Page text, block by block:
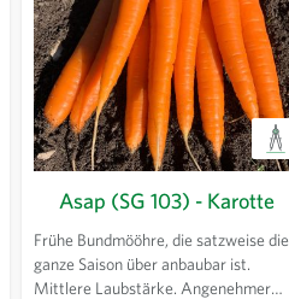
Asap (SG 103) - Karotte
Frühe Bundmööhre, die satzweise die
ganze Saison über anbaubar ist.
Mittlere Laubstärke. Angenehmer